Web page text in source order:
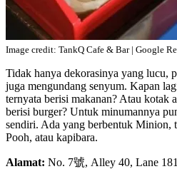
Image credit: TankQ Cafe & Bar | Google
Tidak hanya dekorasinya yang lucu,
juga mengundang senyum. Kapan
ternyata berisi makanan? Atau kotak
berisi burger? Untuk minumannya
sendiri. Ada yang berbentuk Minion,
Pooh, atau kapibara.
Alamat: No. 7號, Alley 40, Lane